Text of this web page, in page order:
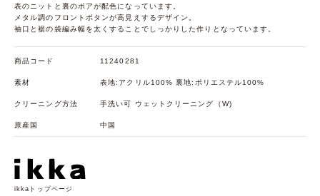
表のニットと裏のボアが配色になっています。
メタル調のフロントボタンが高見えするデザイン。
袖口と裾の袋編み幅を太くすることでしっかりした作りとなっています。
商品コード 11240281
素材 表地:アクリル100% 裏地:ポリエステル100%
クリーニング方法 手洗い可 ウェットクリーニング（W)
原産国 中国
ikkaトップページ